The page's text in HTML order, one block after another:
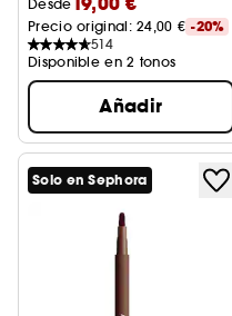
Desde
Precio original: 24,00 € -20%
514
Disponible en 2 tonos
Añadir
Solo en Sephora